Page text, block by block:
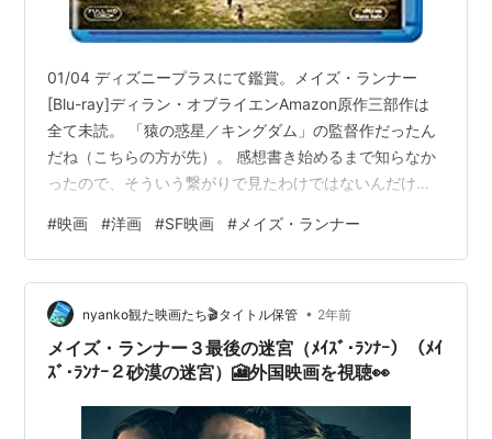
01/04 ディズニープラスにて鑑賞。メイズ・ランナー
[Blu-ray]ディラン・オブライエンAmazon原作三部作は
全て未読。 「猿の惑星／キングダム」の監督作だったん
だね（こちらの方が先）。 感想書き始めるまで知らなか
ったので、そういう繋がりで見たわけではないんだけ
に値するのはこの一作目だけのように思えるな。 ただ、
それもかなり限定的。 これは自分の期待値だけかもしれ
ないけど、 このタイトルからは、シチュエーション・ス
リラー系統の作品で、 迷路の謎を解くところが主題のよ
うに思ってしまってた。 でも、そういう興味を満たすよ
うな作品では全…
#映画 #洋画 #SF映画 #メイズ・ランナー
nyanko観た映画たち🎬️タイトル保管 • 2年前
メイズ・ランナー３最後の迷宮（ﾒｲｽﾞ･ﾗﾝﾅｰ）（ﾒｲ
ｽﾞ･ﾗﾝﾅｰ２砂漠の迷宮）🎦外国映画を視聴👀